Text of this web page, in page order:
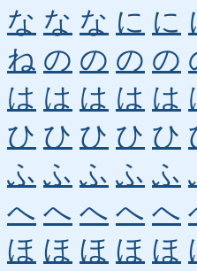
な な な に に
ね の の の の
は は は は は
ひ ひ ひ ひ ひ
ふ ふ ふ ふ ふ
へ へ へ へ へ
ほ ほ ほ ほ ほ